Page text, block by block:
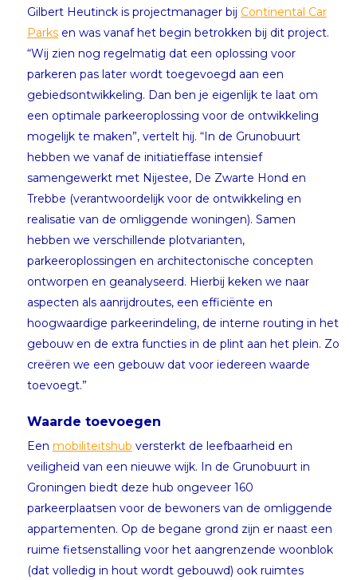
Gilbert Heutinck is projectmanager bij Continental Car
Parks en was vanaf het begin betrokken bij dit project.
“Wij zien nog regelmatig dat een oplossing voor
parkeren pas later wordt toegevoegd aan een
gebiedsontwikkeling. Dan ben je eigenlijk te laat om
een optimale parkeeroplossing voor de ontwikkeling
mogelijk te maken”, vertelt hij. “In de Grunobuurt
hebben we vanaf de initiatieffase intensief
samengewerkt met Nijestee, De Zwarte Hond en
Trebbe (verantwoordelijk voor de ontwikkeling en
realisatie van de omliggende woningen). Samen
hebben we verschillende plotvarianten,
parkeeroplossingen en architectonische concepten
ontworpen en geanalyseerd. Hierbij keken we naar
aspecten als aanrijdroutes, een efficiënte en
hoogwaardige parkeerindeling, de interne routing in het
gebouw en de extra functies in de plint aan het plein. Zo
creëren we een gebouw dat voor iedereen waarde
toevoegt.”
Waarde toevoegen
Een mobiliteitshub versterkt de leefbaarheid en
veiligheid van een nieuwe wijk. In de Grunobuurt in
Groningen biedt deze hub ongeveer 160
parkeerplaatsen voor de bewoners van de omliggende
appartementen. Op de begane grond zijn er naast een
ruime fietsenstalling voor het aangrenzende woonblok
(dat volledig in hout wordt gebouwd) ook ruimtes